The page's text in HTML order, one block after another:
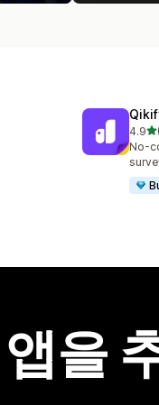
4.9
총 리
No-
앱을